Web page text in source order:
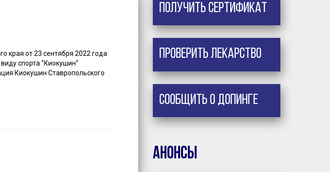
края от 23 сентября 2022 года
спорта "Киокушин"
Киокушин Ставропольского
Получить сертификат
Проверить лекарство
Сообщить о допинге
Анонсы